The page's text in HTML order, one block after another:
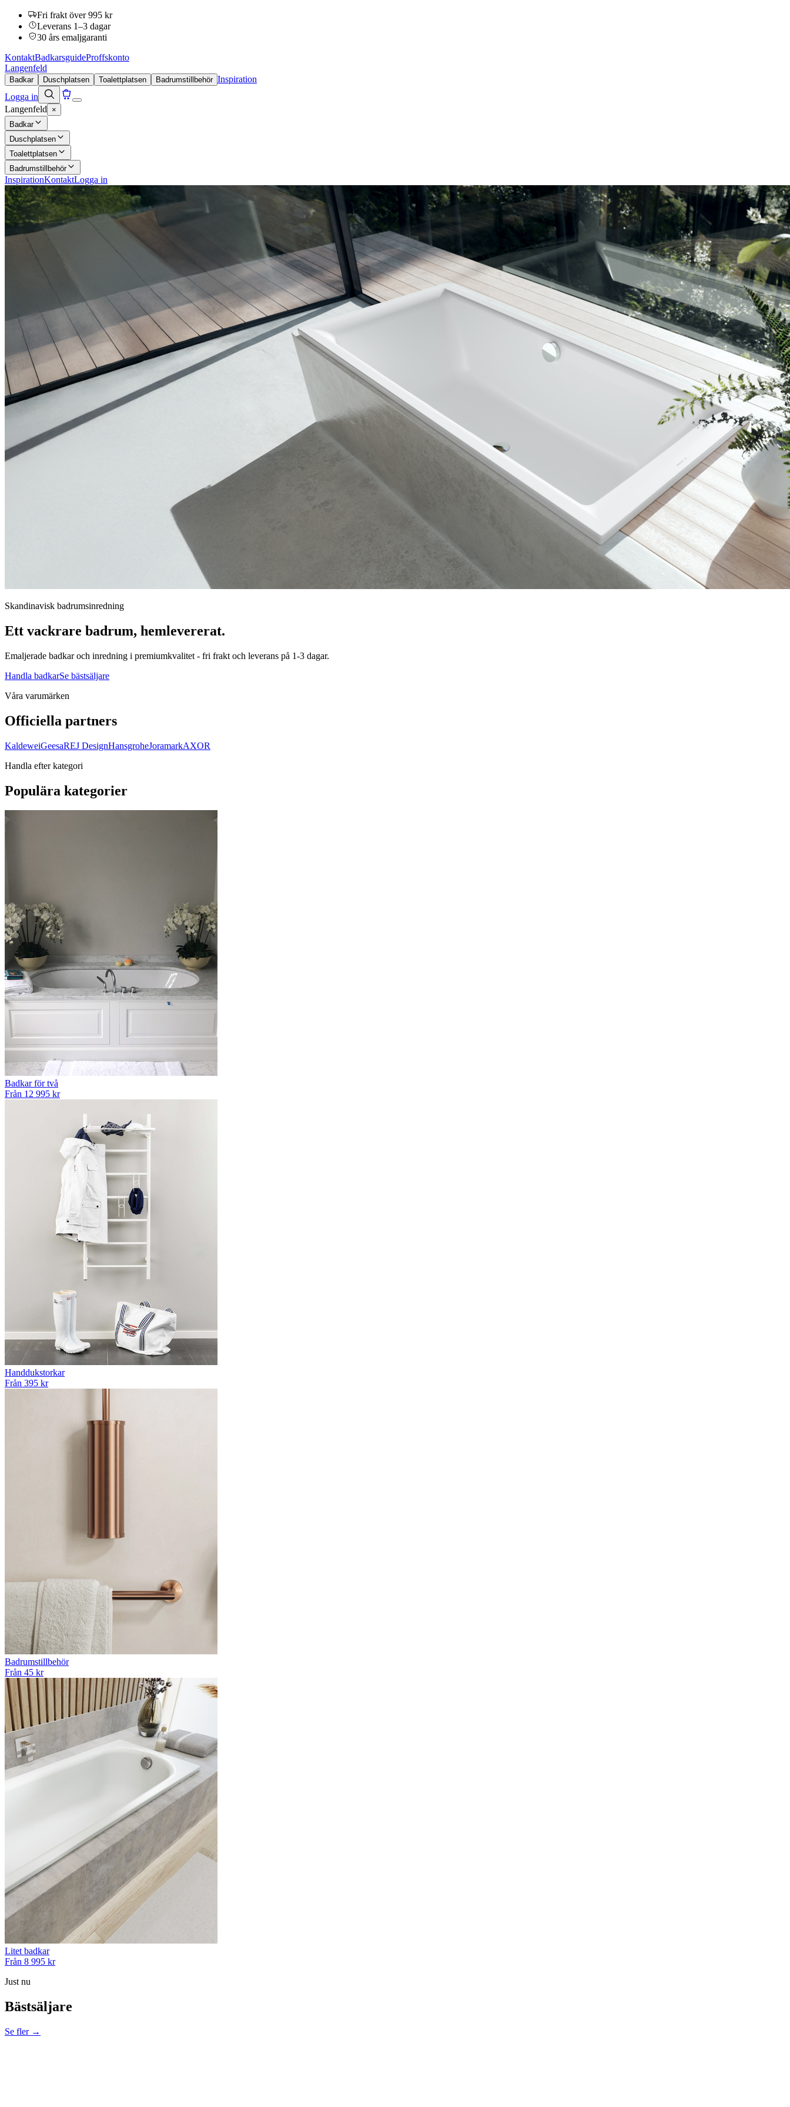
Fri frakt över 995 kr
Leverans 1–3 dagar
30 års emaljgaranti
KontaktBadkarsguideProffskonto
Langenfeld
Badkar Duschplatsen Toalettplatsen Badrumstillbehör Inspiration
Logga in
Langenfeld
×
Badkar
Duschplatsen
Toalettplatsen
Badrumstillbehör
InspirationKontaktLogga in
Skandinavisk badrumsinredning
Ett vackrare badrum, hemlevererat.
Emaljerade badkar och inredning i premiumkvalitet - fri frakt och leverans på 1-3 dagar.
Handla badkarSe bästsäljare
Våra varumärken
Officiella partners
KaldeweiGeesaREJ DesignHansgroheJoramarkAXOR
Handla efter kategori
Populära kategorier
Badkar för två
Från 12 995 kr
Handdukstorkar
Från 395 kr
Badrumstillbehör
Från 45 kr
Litet badkar
Från 8 995 kr
Just nu
Bästsäljare
Se fler →